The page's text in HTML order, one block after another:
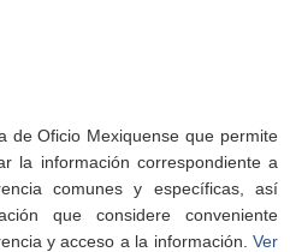
de Oficio Mexiquense que permite
la información correspondiente a
comunes y específicas, así
que considere conveniente
y acceso a la información. Ver